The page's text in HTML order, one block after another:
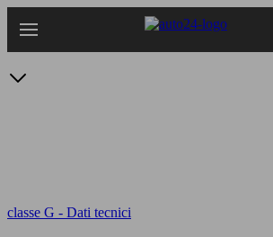
classe G - Dati tecnici